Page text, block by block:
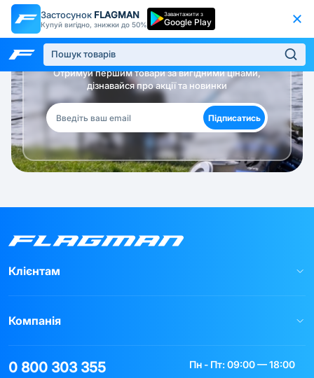
Застосунок FLAGMAN
Купуй вигідно, знижки до 50%
Завантажити з
Google Play
Будь в курсі!
Отримуй першим товари за вигідними цінами,
дізнавайся про акції та новинки
Підписатись
Клієнтам
Компанія
0 800 303 355
Пн - Пт: 09:00 — 18:00